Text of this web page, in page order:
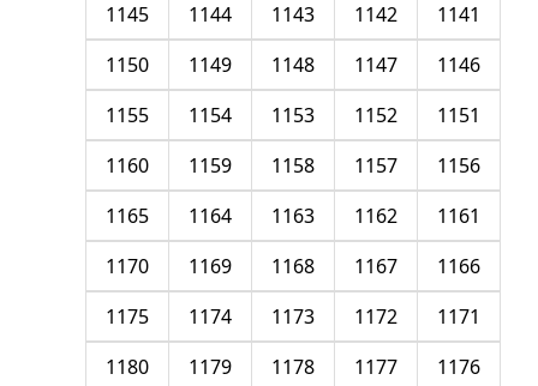
1141
1142
1143
1144
1145
1146
1147
1148
1149
1150
1151
1152
1153
1154
1155
1156
1157
1158
1159
1160
1161
1162
1163
1164
1165
1166
1167
1168
1169
1170
1171
1172
1173
1174
1175
1176
1177
1178
1179
1180